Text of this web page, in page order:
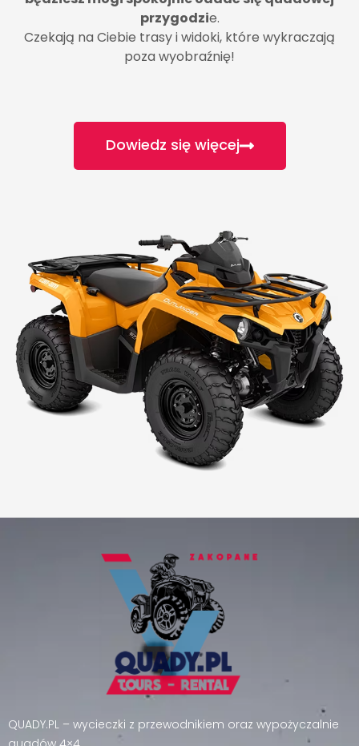
przygodzie.
Czekają na Ciebie trasy i widoki, które wykraczają
poza wyobraźnię!
Dowiedz się więcej
QUADY.PL – wycieczki z przewodnikiem oraz wypożyczalnie